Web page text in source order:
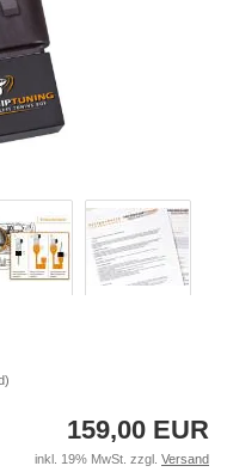
159,00 EUR
inkl. 19% MwSt. zzgl. Versand